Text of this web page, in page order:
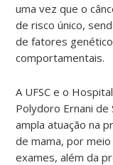
uma vez que o
de risco único,
de fatores
comportamentais.
A UFSC e o
Polydoro Ernani de
ampla atuação na
de mama, por
exames, além da